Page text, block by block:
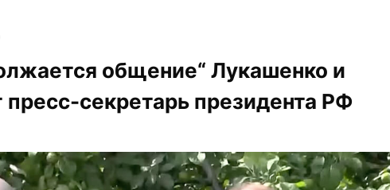
общение“ Лукашенко и
пресс-секретарь президента РФ